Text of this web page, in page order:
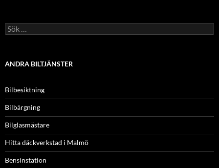
Sök
efter:
ANDRA BILTJÄNSTER
Bilbesiktning
Bilbärgning
Bilglasmästare
Hitta däckverkstad i Malmö
Bensinstation